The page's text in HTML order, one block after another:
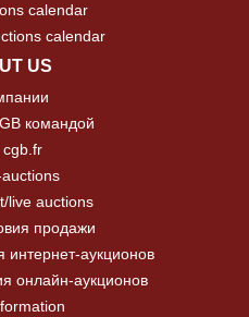
calendar
calendar
US
командой
cgb.fr
live auctions
продажи
интернет-аукционов
онлайн-аукционов